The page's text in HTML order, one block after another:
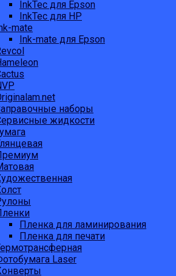
InkTec для Epson
InkTec для HP
mate
Ink-mate для Epson
наборы
жидкости
Пленка для ламинирования
Пленка для печати
Laser